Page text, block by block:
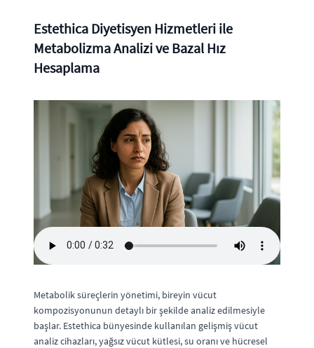
Estethica Diyetisyen Hizmetleri ile
Metabolizma Analizi ve Bazal Hız
Hesaplama
Metabolik süreçlerin yönetimi, bireyin vücut
kompozisyonunun detaylı bir şekilde analiz edilmesiyle
başlar. Estethica bünyesinde kullanılan gelişmiş vücut
analiz cihazları, yağsız vücut kütlesi, su oranı ve hücresel